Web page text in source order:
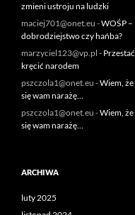
zmieni ustroju na ludzki
maciej701@onet.eu -WOŚP –
dobrodziejstwo czy hańba?
marzyciel123@vp.pl - Przestać
kręcić narodem
pszczola1@onet.eu -Wiem, że
się wam narażę…
pszczola1@onet.eu -Wiem, że
się wam narażę…
ARCHIWA
luty 2025